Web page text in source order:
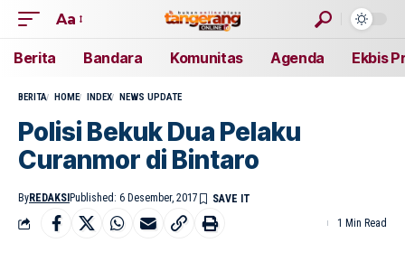
Aa
Berita Bandara Komunitas Agenda Ekbis
BERITA HOME INDEX NEWS UPDATE
Polisi Bekuk Dua Pelaku
Curanmor di Bintaro
ByREDAKSI Published: 6 Desember, 2017
1 Min Read